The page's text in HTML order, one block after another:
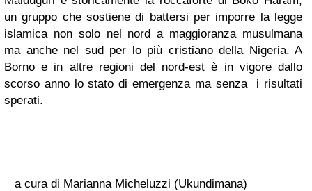
un gruppo che sostiene di battersi per imporre la legge
islamica non solo nel nord a maggioranza musulmana
ma anche nel sud per lo più cristiano della Nigeria. A
Borno e in altre regioni del nord-est è in vigore dallo
scorso anno lo stato di emergenza ma senza i risultati
sperati.
a cura di Marianna Micheluzzi (Ukundimana)